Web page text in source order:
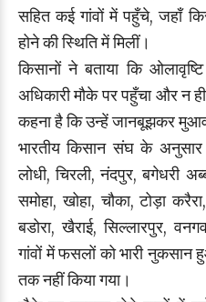
सहित कई गांवों में पहुँचे, जहाँ
होने की स्थिति में मिलीं।
किसानों ने बताया कि
अधिकारी मौके पर पहुँचा और न
कहना है कि उन्हें जानबूझकर
भारतीय किसान संघ के
लोधी, चिरली, नंदपुर, बगेधरी
समोहा, खोहा, चौका, टोड़ा
बडोरा, खैराई, सिल्लारपुर,
गांवों में फसलों को भारी नुकसान
तक नहीं किया गया।